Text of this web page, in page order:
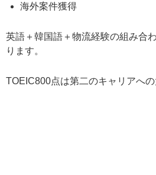
海外案件獲得
英語＋韓国語＋物流経験の組み合
ります。
TOEIC800点は第二のキャリアへの